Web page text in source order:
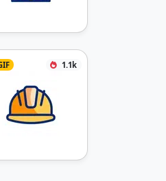
1.1k